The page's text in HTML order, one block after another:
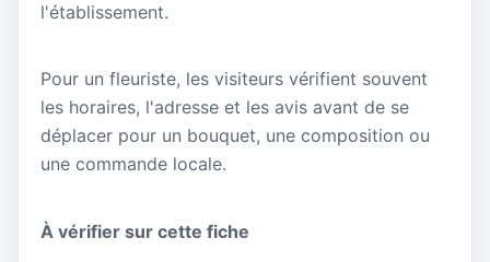
l'établissement.
Pour un fleuriste, les visiteurs vérifient souvent
les horaires, l'adresse et les avis avant de se
déplacer pour un bouquet, une composition ou
une commande locale.
À vérifier sur cette fiche